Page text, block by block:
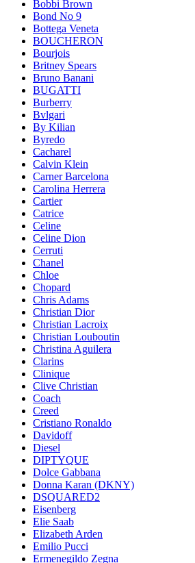
Bobbi Brown
Bond No 9
Bottega Veneta
BOUCHERON
Bourjois
Britney Spears
Bruno Banani
BUGATTI
Burberry
Bvlgari
By Kilian
Byredo
Cacharel
Calvin Klein
Carner Barcelona
Carolina Herrera
Cartier
Catrice
Celine
Celine Dion
Cerruti
Chanel
Chloe
Chopard
Chris Adams
Christian Dior
Christian Lacroix
Christian Louboutin
Christina Aguilera
Clarins
Clinique
Clive Christian
Coach
Creed
Cristiano Ronaldo
Davidoff
Diesel
DIPTYQUE
Dolce Gabbana
Donna Karan (DKNY)
DSQUARED2
Eisenberg
Elie Saab
Elizabeth Arden
Emilio Pucci
Ermenegildo Zegna